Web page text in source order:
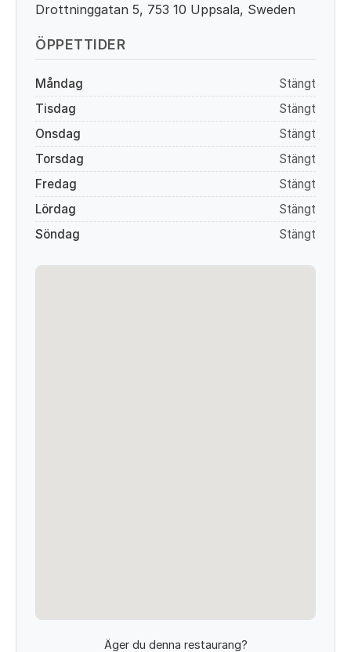
Drottninggatan 5, 753 10 Uppsala, Sweden
ÖPPETTIDER
Måndag
Stängt
Tisdag
Stängt
Onsdag
Stängt
Torsdag
Stängt
Fredag
Stängt
Lördag
Stängt
Söndag
Stängt
Äger du denna restaurang?